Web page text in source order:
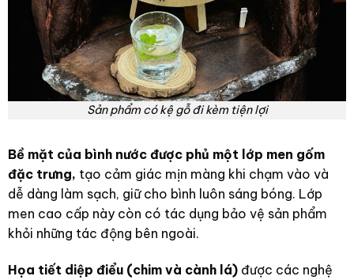
Sản phẩm có kệ gỗ đi kèm tiện lợi
Bề mặt của bình nước được phủ một lớp men gốm
đặc trưng, tạo cảm giác mịn màng khi chạm vào và
dễ dàng làm sạch, giữ cho bình luôn sáng bóng. Lớp
men cao cấp này còn có tác dụng bảo vệ sản phẩm
khỏi những tác động bên ngoài.
Họa tiết diệp điểu (chim và cành lá) được các nghệ